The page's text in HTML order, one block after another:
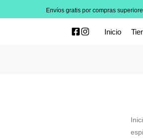
Envíos gratis por compras
Inicio